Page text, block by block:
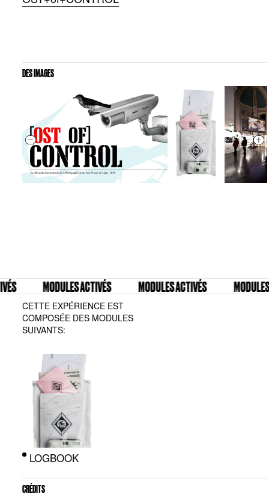
DES IMAGES
MODULES ACTIVÉS MODULES ACTIVÉS MODULES
CETTE EXPÉRIENCE EST
COMPOSÉE DES MODULES
SUIVANTS:
LOGBOOK
CRÉDITS